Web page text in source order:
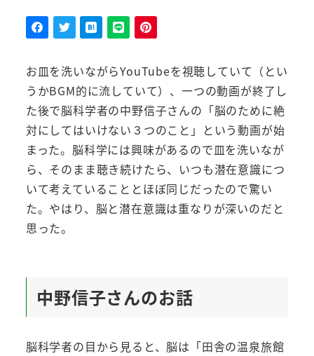
お皿を洗いながらYouTubeを視聴していて（とい
うかBGM的に流していて）、一つの動画が終了し
た後で脳科学者の中野信子さんの「脳のために絶
対にしてはいけない３つのこと」という動画が始
まった。脳科学には興味があるので皿を洗いなが
ら、そのまま聴き続けたら、いつも潜在意識につ
いて考えていることとほぼ同じだったので驚い
た。やはり、脳と潜在意識は重なりが深いのだと
思った。
中野信子さんのお話
脳科学者の目から見ると、脳は「田舎の温泉旅館